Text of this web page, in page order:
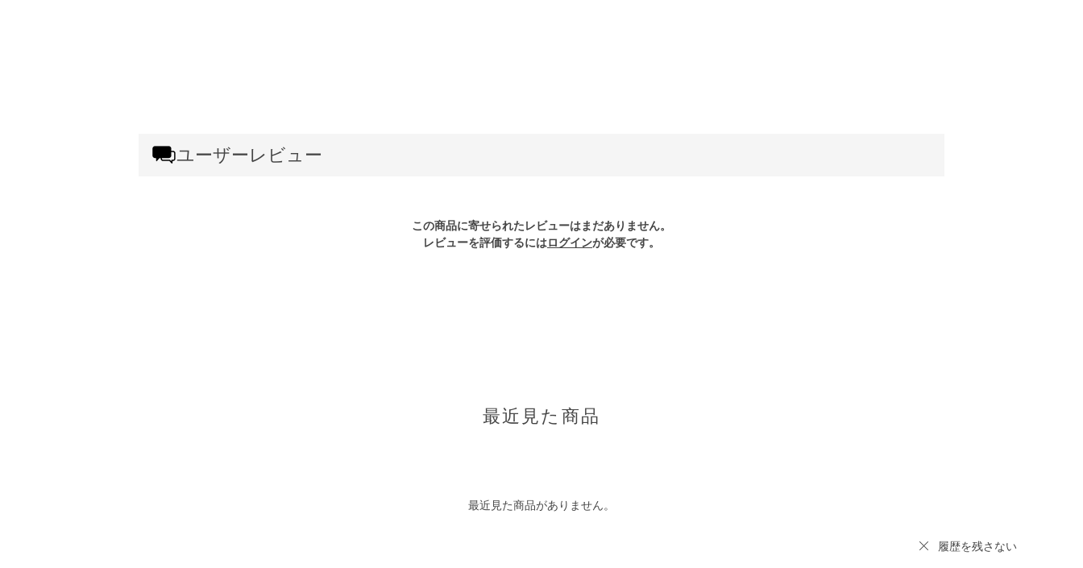
ユーザーレビュー
この商品に寄せられたレビューはまだありません。
レビューを評価するにはログインが必要です。
最近見た商品
最近見た商品がありません。
履歴を残さない